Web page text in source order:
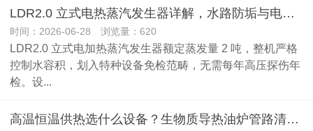
LDR2.0 立式电热蒸汽发生器详解，水路防垢与电气绝缘故障检修指南
时间：2026-06-28 浏览量：620
LDR2.0 立式电加热蒸汽发生器额定蒸发量 2 吨，整机严格
控制水容积，划入特种设备免检范畴，无需每年高压探伤年
检。设...
高温恒温供热选什么设备？生物质导热油炉管路清洗与炉膛维修实体厂家